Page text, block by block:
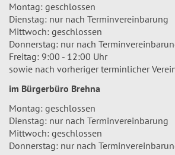
Montag: geschlossen
Dienstag: nur nach Terminvereinbarung
Mittwoch: geschlossen
Donnerstag: nur nach
Freitag: 9:00 - 12:00 Uhr
sowie nach vorheriger terminlicher
im Bürgerbüro Brehna
Montag: geschlossen
Dienstag: nur nach Terminvereinbarung
Mittwoch: geschlossen
Donnerstag: nur nach